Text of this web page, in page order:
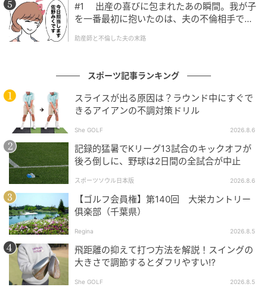
#1 出産の喜びに包まれたあの瞬間。我が子
を一番最初に抱いたのは、夫の不倫相手でし
助産師と不倫した夫の末路
スポーツ記事ランキング
スライスが出る原因は？ラウンド中にすぐで
きるアイアンの不調対策ドリル
She GOLF 2026.8.6
記録的猛暑でKリーグ13試合のキックオフが
後ろ倒しに、野球は2日間の全試合が中止
スポーツソウル日本版 2026.8.6
【ゴルフ会員権】第140回 大栄カントリー
俱楽部（千葉県）
Regina 2026.8.5
飛距離の抑えて打つ方法を解説！スイングの
大きさで調節するとダフリやすい⁉
She GOLF 2026.8.5